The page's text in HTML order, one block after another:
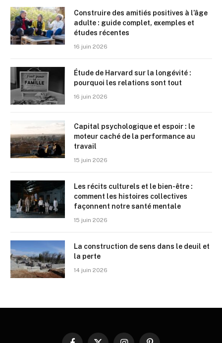
Construire des amitiés positives à l’âge
adulte : guide complet, exemples et
études récentes
16 juin 2026
Étude de Harvard sur la longévité :
pourquoi les relations sont tout
16 juin 2026
Capital psychologique et espoir : le
moteur caché de la performance au
travail
15 juin 2026
Les récits culturels et le bien-être :
comment les histoires collectives
façonnent notre santé mentale
15 juin 2026
La construction de sens dans le deuil et
la perte
14 juin 2026